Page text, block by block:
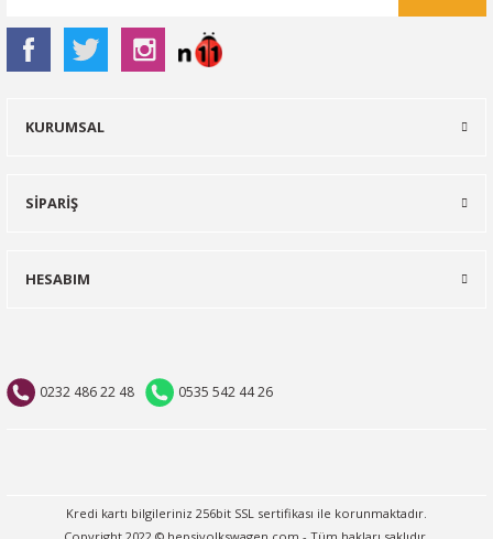
0232 486 22 48 0535 542 44 26
KURUMSAL
SİPARİŞ
HESABIM
Kredi kartı bilgileriniz 256bit SSL sertifikası ile korunmaktadır.